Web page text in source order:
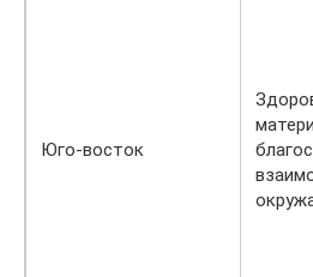
Юго-восток